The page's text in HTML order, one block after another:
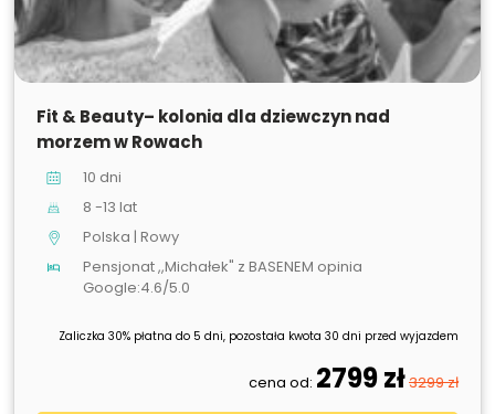
SPRZEDANE
Fit & Beauty– kolonia dla dziewczyn nad
morzem w Rowach
10 dni
8 -13 lat
Polska | Rowy
Pensjonat ,,Michałek" z BASENEM opinia
Google:4.6/5.0
Zaliczka 30% płatna do 5 dni, pozostała kwota 30 dni przed wyjazdem
cena od: 2799 zł3299 zł